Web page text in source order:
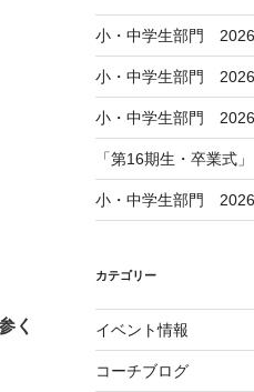
く
小・中学生部門 2026
小・中学生部門 2026
小・中学生部門 2026
「第16期生・卒業式」
小・中学生部門 2026
カテゴリー
イベント情報
コーチブログ